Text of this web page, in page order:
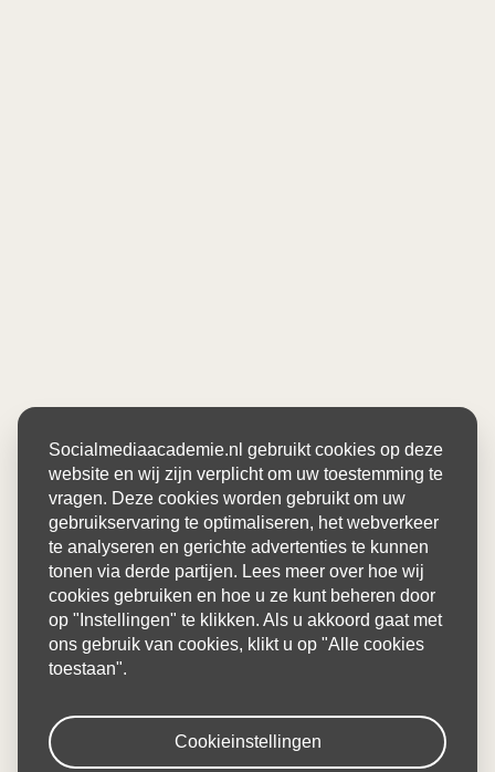
Socialmediaacademie.nl gebruikt cookies op deze
website en wij zijn verplicht om uw toestemming te
vragen. Deze cookies worden gebruikt om uw
gebruikservaring te optimaliseren, het webverkeer
te analyseren en gerichte advertenties te kunnen
tonen via derde partijen. Lees meer over hoe wij
cookies gebruiken en hoe u ze kunt beheren door
op "Instellingen" te klikken. Als u akkoord gaat met
ons gebruik van cookies, klikt u op "Alle cookies
toestaan".
Cookieinstellingen